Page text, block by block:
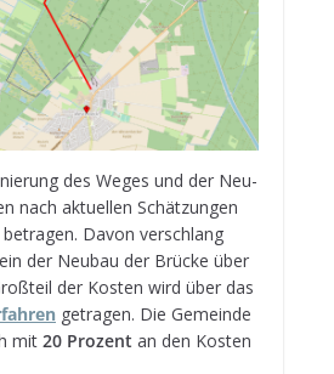
des Weges und der Neu­
nach aktu­el­len Schät­zun­gen
betra­gen. Davon ver­schlang
der Neu­bau der Brü­cke über
der Kos­ten wird über das
getra­gen. Die Gemeinde
mit 20 Pro­zent an den Kos­ten